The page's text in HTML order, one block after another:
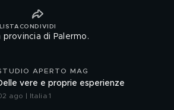
CONDIVIDI
provincia di Palermo.
APERTO MAG
vere e proprie esperienze
ago | Italia 1